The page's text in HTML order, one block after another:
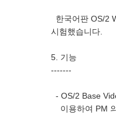
한국어판 OS/2
시험했습니다.
5. 기능
-------
- OS/2 Base
이용하여 PM